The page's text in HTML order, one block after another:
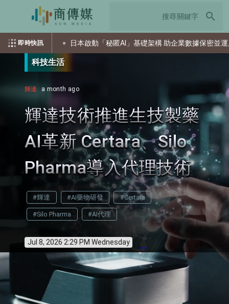
search
即時快訊
擊 日本啟動「秘匿AI」基礎架構 助企業數據保密並運用AI
科技生活
輝達 a month ago
輝達技術推進生技製藥
AI革新 Certara、Silo
Pharma導入代理技術
#輝達 #AI藥物研發 #Certara
#Silo Pharma #AI代理
Jul 8, 2026 2:29 PM Wednesday